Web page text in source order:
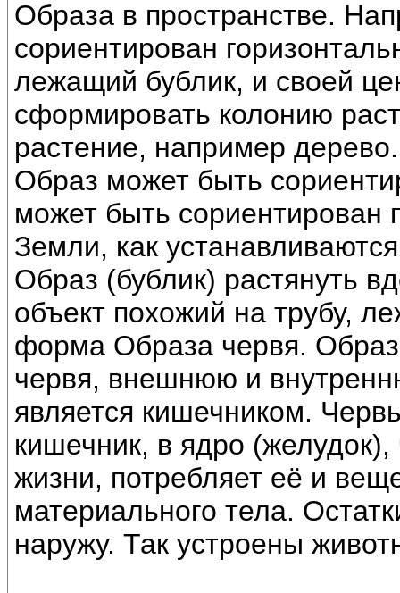
Образа в пространстве.
сориентирован
лежащий бублик, и своей
сформировать колонию
растение, например дерево.
Образ может быть
может быть сориентирован
Земли, как
Образ (бублик) растянуть
объект похожий на трубу,
форма Образа червя.
червя, внешнюю и
является кишечником.
кишечник, в ядро
жизни, потребляет её и
материального тела.
наружу. Так устроены